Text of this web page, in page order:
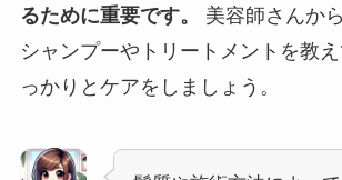
るために重要です。
美容師さんか
シャンプーやトリートメントを教
っかりとケアをしましょう。